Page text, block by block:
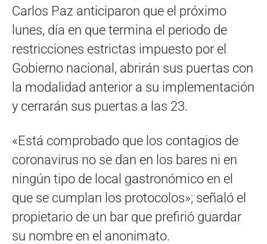
Carlos Paz anticiparon que el próximo
lunes, día en que termina el periodo de
restricciones estrictas impuesto por el
Gobierno nacional, abrirán sus puertas con
la modalidad anterior a su implementación
y cerrarán sus puertas a las 23.
«Está comprobado que los contagios de
coronavirus no se dan en los bares ni en
ningún tipo de local gastronómico en el
que se cumplan los protocolos»; señaló el
propietario de un bar que prefirió guardar
su nombre en el anonimato.